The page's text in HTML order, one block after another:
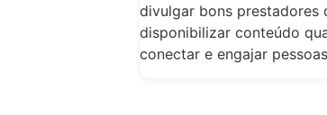
divulgar bons prestadores
disponibilizar conteúdo
conectar e engajar